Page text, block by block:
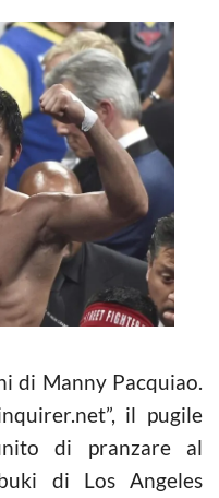
di Manny Pacquiao.
il pugile
di pranzare al
di Los Angeles